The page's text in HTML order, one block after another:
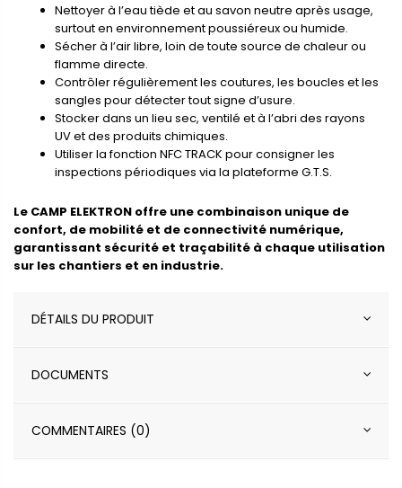
Nettoyer à l’eau tiède et au savon neutre après usage,
surtout en environnement poussiéreux ou humide.
Sécher à l’air libre, loin de toute source de chaleur ou
flamme directe.
Contrôler régulièrement les coutures, les boucles et les
sangles pour détecter tout signe d’usure.
Stocker dans un lieu sec, ventilé et à l’abri des rayons
UV et des produits chimiques.
Utiliser la fonction NFC TRACK pour consigner les
inspections périodiques via la plateforme G.T.S.
Le CAMP ELEKTRON offre une combinaison unique de
confort, de mobilité et de connectivité numérique,
garantissant sécurité et traçabilité à chaque utilisation
sur les chantiers et en industrie.
DÉTAILS DU PRODUIT
DOCUMENTS
COMMENTAIRES (0)